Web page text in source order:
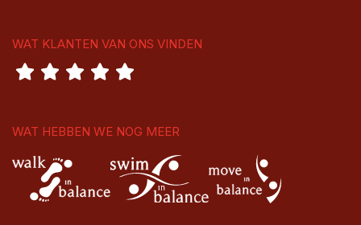
WAT KLANTEN VAN ONS VINDEN
WAT HEBBEN WE NOG MEER